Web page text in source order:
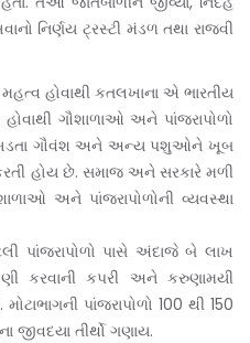
નિર્ણય ટ્રસ્ટી મંડળ તથા રાજવી
હોવાથી કતલખાના એ ભારતીય
હોવાથી ગૌશાળાઓ અને પાંજરાપોળો
ગૌવંશ અને અન્ય પશુઓને ખૂબ
હોય છે. સમાજ અને સરકારે મળી
અને પાંજરાપોળોની વ્યવસ્થા
પાંજરાપોળો પાસે અંદાજે બે લાખ
કરવાની કપરી અને કરુણામયી
પાંજરાપોળો 100 થી 150
તીર્થો ગણાય.